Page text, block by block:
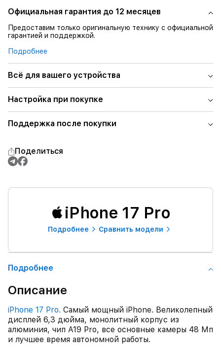
Официальная гарантия до 12 месяцев
Предоставим только оригинальную технику с официальной
гарантией и поддержкой.
Подробнее
Всё для вашего устройства
Настройка при покупке
Поддержка после покупки
Поделиться
iPhone 17 Pro
Подробнее Сравнить модели
Подробнее
Описание
iPhone 17 Pro. Самый мощный iPhone. Великолепный
дисплей 6,3 дюйма, монолитный корпус из
алюминия, чип A19 Pro, все основные камеры 48 Мп
и лучшее время автономной работы.